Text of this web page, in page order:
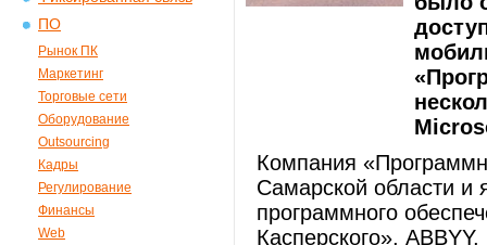
ПО
Рынок ПК
Маркетинг
Торговые сети
Оборудование
Outsourcing
Кадры
Регулирование
Финансы
Web
Компания
Самарской области и
программного
Касперского»,